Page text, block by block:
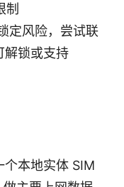
制
定风险，尝试联
解锁或支持
个本地实体 SIM